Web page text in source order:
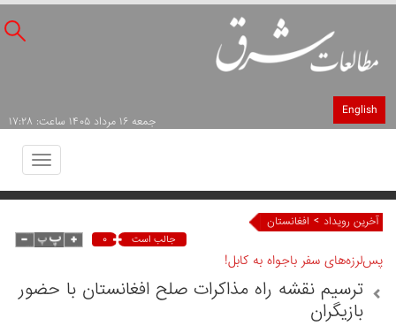
English
جمعه ۱۶ مرداد ۱۴۰۵ ساعت: ۱۷:۲۸
Toggle
آخرین رویداد > افغانستان
جالب است ۰
پس‌لرزه‌های سفر باجواه به کابل!
ترسیم نقشه راه مذاکرات صلح افغانستان با حضور
بازیگران